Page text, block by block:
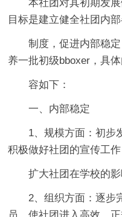
本社团对其初期发
目标是建立健全社团内
制度，促进内部稳
养一批初级bboxer，具
容如下：
一、内部稳定
1、规模方面：初步
积极做好社团的宣传工作
扩大社团在学校的
2、组织方面：逐步